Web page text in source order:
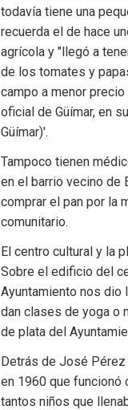
todavía tiene una
recuerda el de hace
agrícola y "llegó a
de los tomates y
campo a menor
oficial de Güímar, en
Güímar)'.
Tampoco tienen
en el barrio vecino de
comprar el pan por la
comunitario.
El centro cultural y la
Sobre el edificio del
Ayuntamiento nos dio
dan clases de yoga o
de plata del
Detrás de José
en 1960 que funcionó
tantos niños que